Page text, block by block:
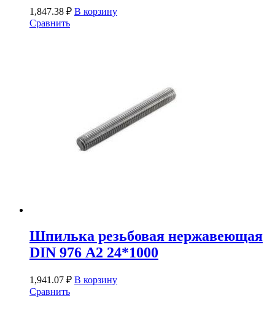
1,847.38 ₽ В корзину
Сравнить
Шпилька резьбовая нержавеющая
DIN 976 А2 24*1000
1,941.07 ₽ В корзину
Сравнить